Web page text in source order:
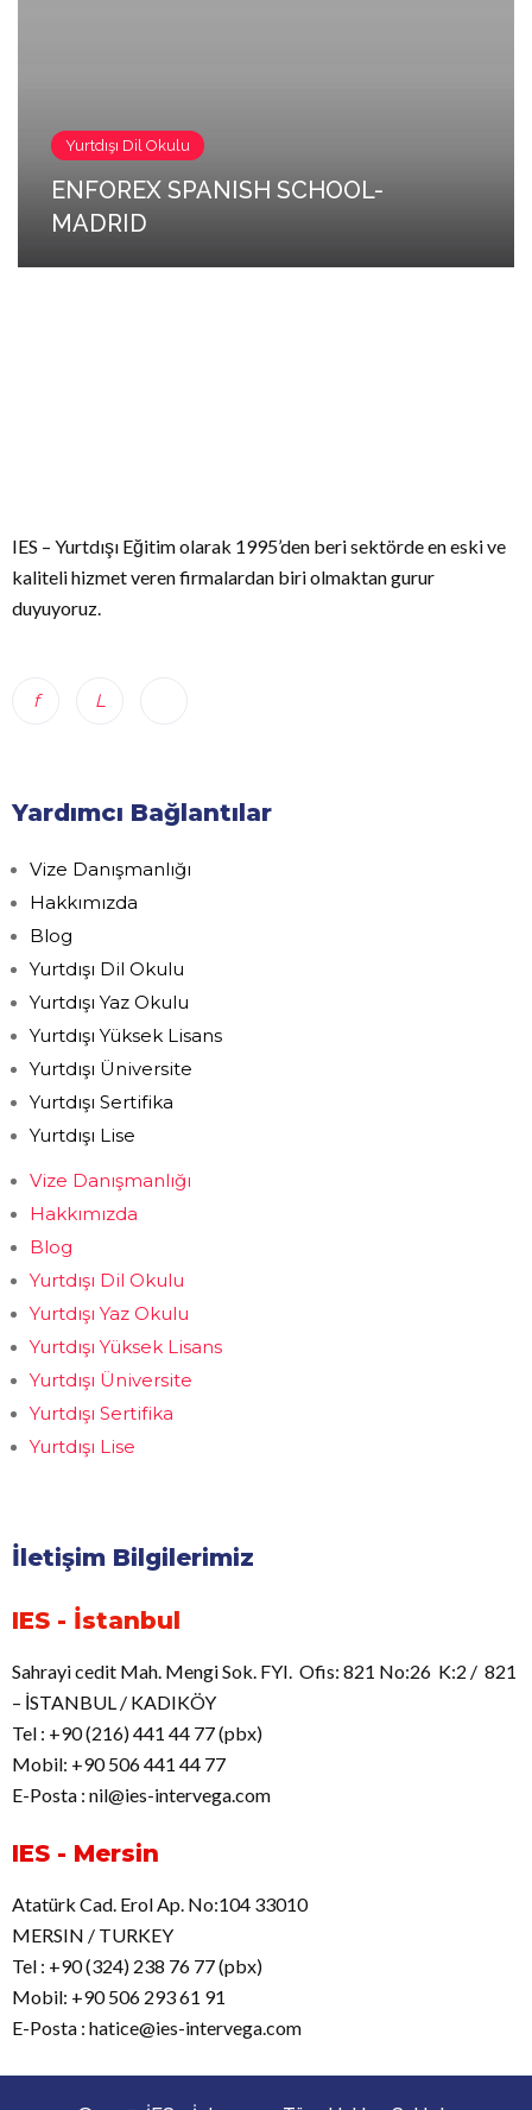
Yurtdışı Dil Okulu
ENFOREX SPANISH SCHOOL-
MADRID
IES – Yurtdışı Eğitim olarak 1995’den beri sektörde en eski ve
kaliteli hizmet veren firmalardan biri olmaktan gurur
duyuyoruz.
Yardımcı Bağlantılar
Vize Danışmanlığı
Hakkımızda
Blog
Yurtdışı Dil Okulu
Yurtdışı Yaz Okulu
Yurtdışı Yüksek Lisans
Yurtdışı Üniversite
Yurtdışı Sertifika
Yurtdışı Lise
Vize Danışmanlığı
Hakkımızda
Blog
Yurtdışı Dil Okulu
Yurtdışı Yaz Okulu
Yurtdışı Yüksek Lisans
Yurtdışı Üniversite
Yurtdışı Sertifika
Yurtdışı Lise
İletişim Bilgilerimiz
IES - İstanbul
Sahrayi cedit Mah. Mengi Sok. FYI. Ofis: 821 No:26 K:2 / 821
– İSTANBUL / KADIKÖY
Tel : +90 (216) 441 44 77 (pbx)
Mobil: +90 506 441 44 77
E-Posta : nil@ies-intervega.com
IES - Mersin
Atatürk Cad. Erol Ap. No:104 33010
MERSIN / TURKEY
Tel : +90 (324) 238 76 77 (pbx)
Mobil: +90 506 293 61 91
E-Posta : hatice@ies-intervega.com